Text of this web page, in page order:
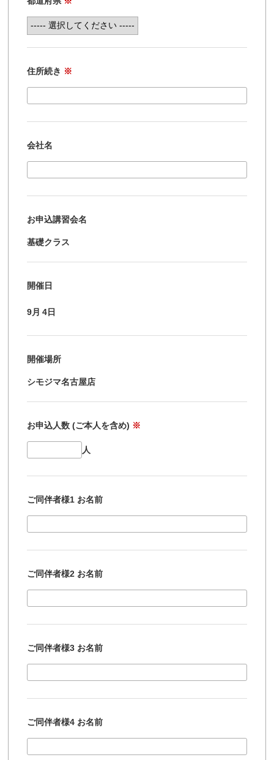
住所続き ※
会社名
お申込講習会名
基礎クラス
開催日
9月 4日
開催場所
シモジマ名古屋店
お申込人数 (ご本人を含め) ※
人
ご同伴者様1 お名前
ご同伴者様2 お名前
ご同伴者様3 お名前
ご同伴者様4 お名前